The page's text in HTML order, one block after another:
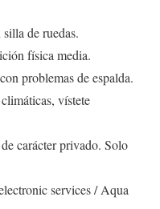
de ruedas.
física media.
problemas de espalda.
vístete
carácter privado. Solo
services / Aqua